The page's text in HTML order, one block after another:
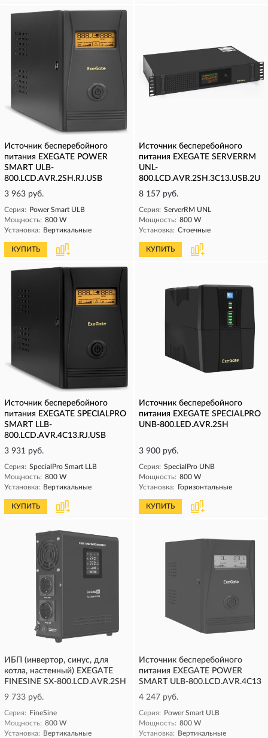
Источник бесперебойного
питания EXEGATE POWER
SMART ULB-
800.LCD.AVR.2SH.RJ.USB
3 963 руб.
Серия: Power Smart ULB
Мощность: 800 W
Установка: Вертикальные
КУПИТЬ
Источник бесперебойного
питания EXEGATE SERVERRM
UNL-
800.LCD.AVR.2SH.3C13.USB.2U
8 157 руб.
Серия: ServerRM UNL
Мощность: 800 W
Установка: Стоечные
КУПИТЬ
Источник бесперебойного
питания EXEGATE SPECIALPRO
SMART LLB-
800.LCD.AVR.4C13.RJ.USB
3 931 руб.
Серия: SpecialPro Smart LLB
Мощность: 800 W
Установка: Вертикальные
КУПИТЬ
Источник бесперебойного
питания EXEGATE SPECIALPRO
UNB-800.LED.AVR.2SH
3 900 руб.
Серия: SpecialPro UNB
Мощность: 800 W
Установка: Горизонтальные
КУПИТЬ
ИБП (инвертор, синус, для
котла, настенный) EXEGATE
FINESINE SX-800.LCD.AVR.2SH
9 733 руб.
Серия: FineSine
Мощность: 800 W
Установка: Вертикальные
Источник бесперебойного
питания EXEGATE POWER
SMART ULB-800.LCD.AVR.4C13
4 247 руб.
Серия: Power Smart ULB
Мощность: 800 W
Установка: Вертикальные